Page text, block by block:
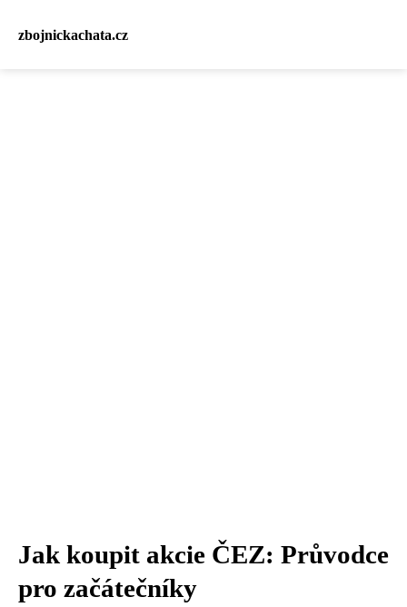
zbojnickachata.cz
Jak koupit akcie ČEZ: Průvodce
pro začátečníky